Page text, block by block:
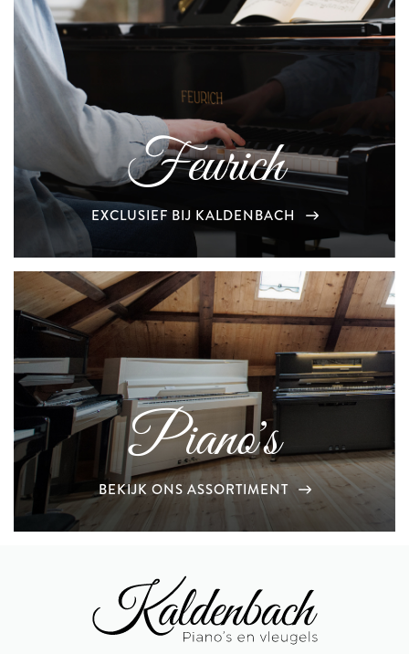
Feurich
EXCLUSIEF BIJ KALDENBACH
Piano's
BEKIJK ONS ASSORTIMENT